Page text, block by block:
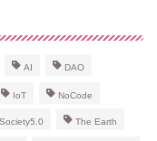
AI DAO
IoT NoCode
Society5.0 The Earth